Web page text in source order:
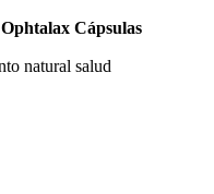
Ophtalax Cápsulas